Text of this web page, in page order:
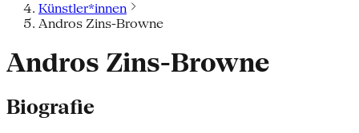
Künstler*innen
Andros Zins-Browne
Andros Zins-Browne
Biografie